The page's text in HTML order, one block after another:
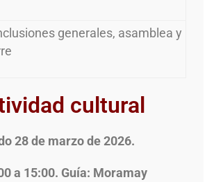
generales, asamblea y
cultural
28 de marzo de 2026.
a 15:00. Guía: Moramay